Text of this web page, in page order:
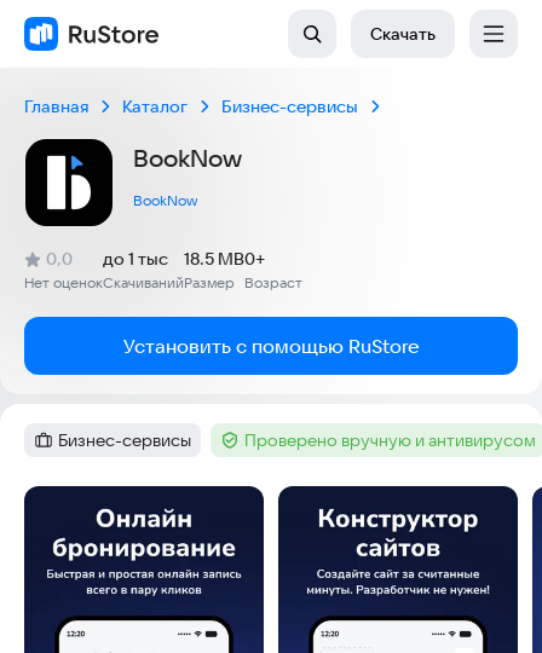
Скачать
Главная Каталог Бизнес-сервисы
BookNow
BookNow
Рейтинг:
0,0
(
Нет оценок
)
Скачиваний
до 1 тыс
Размер
18.5 MB
Возраст
0+
Установить с помощью RuStore
Категория :
Бизнес-сервисы Тег :Проверено вручную и антивирусом
Скриншоты